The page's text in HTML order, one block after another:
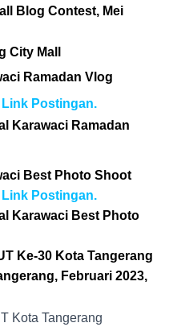
Blog Contest, Mei
Ramadan Vlog
Link Postingan.
Best Photo Shoot
Link Postingan.
Ke-30 Kota Tangerang
Februari 2023,